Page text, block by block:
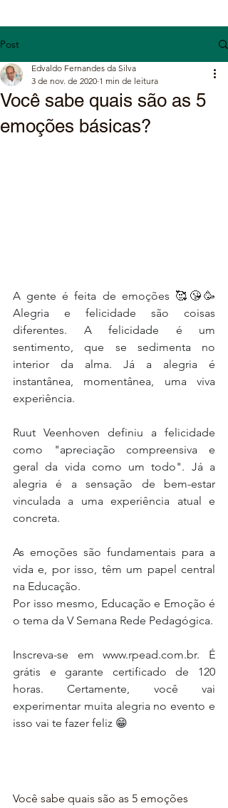
Post
Você sabe quais são as 5
emoções básicas?
Edvaldo Fernandes da Silva
3 de nov. de 2020 1 min de leitura
A gente é feita de emoções 🥰😘🥳
Alegria e felicidade são coisas
diferentes. A felicidade é um
sentimento, que se sedimenta no
interior da alma. Já a alegria é
instantânea, momentânea, uma viva
experiência.
Ruut Veenhoven definiu a felicidade
como "apreciação compreensiva e
geral da vida como um todo". Já a
alegria é a sensação de bem-estar
vinculada a uma experiência atual e
concreta.
As emoções são fundamentais para a
vida e, por isso, têm um papel central
na Educação.
Por isso mesmo, Educação e Emoção é
Inscreva-se em www.rpead.com.br. É
grátis e garante certificado de 120
horas. Certamente, você vai
experimentar muita alegria no evento e
isso vai te fazer feliz 😁
Você sabe quais são as 5 emoções